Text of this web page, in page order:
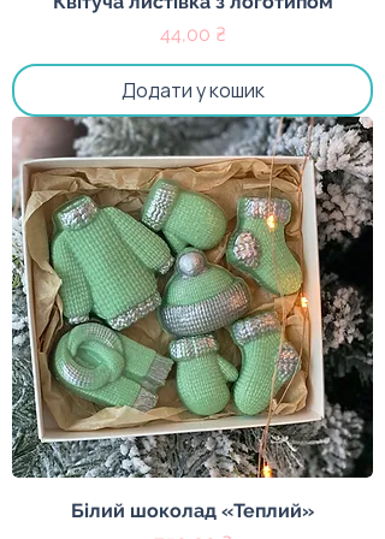
Ціна
44,00 ₴
Додати у кошик
Білий шоколад «Теплий»